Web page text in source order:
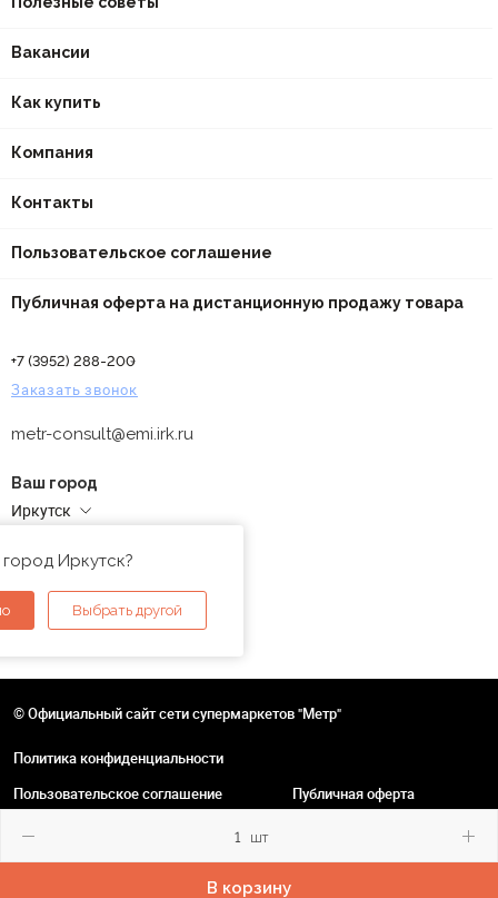
шт
В корзину
Вакансии
Как купить
Компания
Контакты
Пользовательское соглашение
Публичная оферта на дистанционную продажу товара
+7 (3952) 288-200
Заказать звонок
metr-consult@emi.irk.ru
Ваш город
Иркутск
Иркутск?
Выбрать другой
© Официальный сайт сети супермаркетов "Метр"
Политика конфиденциальности
Пользовательское соглашение
Публичная оферта